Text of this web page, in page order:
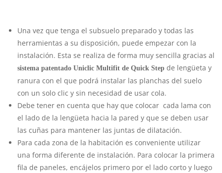
Una vez que tenga el subsuelo preparado y todas las
herramientas a su disposición, puede empezar con la
instalación. Esta se realiza de forma muy sencilla gracias al
sistema patentado Uniclic Multifit de Quick Step de lengüeta y
ranura con el que podrá instalar las planchas del suelo
con un solo clic y sin necesidad de usar cola.
Debe tener en cuenta que hay que colocar cada lama con
el lado de la lengüeta hacia la pared y que se deben usar
las cuñas para mantener las juntas de dilatación.
Para cada zona de la habitación es conveniente utilizar
una forma diferente de instalación. Para colocar la primera
fila de paneles, encájelos primero por el lado corto y luego